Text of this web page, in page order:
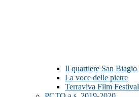
Il quartiere San Biagio
La voce delle pietre
Terraviva Film